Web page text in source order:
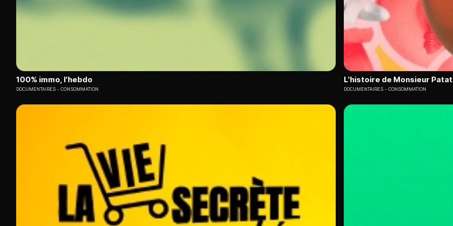
100% immo, l'hebdo
DOCUMENTAIRES CONSOMMATION
L'histoire de Monsieur
DOCUMENTAIRES CONSOMMATION